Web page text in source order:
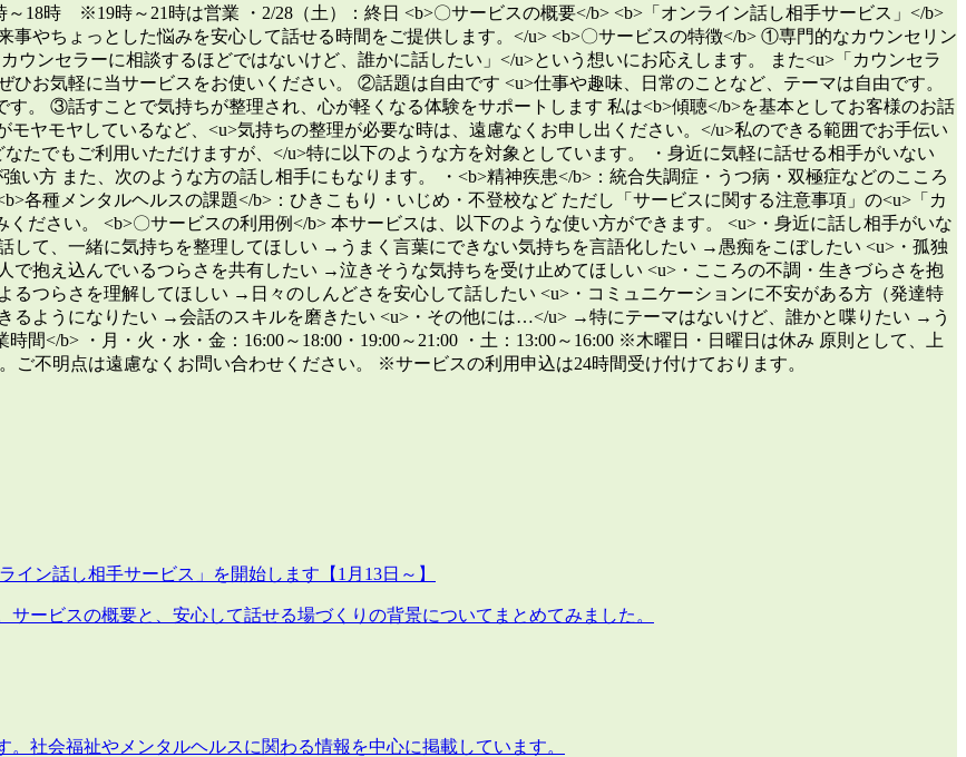
18時 ※19時～21時は営業 ・2/28（土）：終日 <b>〇サービスの概要</b> <b>「オンライン話し相手サービス」</b>
事やちょっとした悩みを安心して話せる時間をご提供します。</u> <b>〇サービスの特徴</b> ①専門的なカウンセリン
ウンセラーに相談するほどではないけど、誰かに話したい」</u>という想いにお応えします。 また<u>「カウンセラ
お気軽に当サービスをお使いください。 ②話題は自由です <u>仕事や趣味、日常のことなど、テーマは自由です。
。 ③話すことで気持ちが整理され、心が軽くなる体験をサポートします 私は<b>傾聴</b>を基本としてお客様のお話
ヤモヤしているなど、<u>気持ちの整理が必要な時は、遠慮なくお申し出ください。</u>私のできる範囲でお手伝い
たでもご利用いただけますが、</u>特に以下のような方を対象としています。 ・身近に気軽に話せる相手がいない
い方 また、次のような方の話し相手にもなります。 ・<b>精神疾患</b>：統合失調症・うつ病・双極症などのこころ
各種メンタルヘルスの課題</b>：ひきこもり・いじめ・不登校など ただし「サービスに関する注意事項」の<u>「カ
ださい。 <b>〇サービスの利用例</b> 本サービスは、以下のような使い方ができます。 <u>・身近に話し相手がいな
して、一緒に気持ちを整理してほしい →うまく言葉にできない気持ちを言語化したい →愚痴をこぼしたい <u>・孤独
抱え込んでいるつらさを共有したい →泣きそうな気持ちを受け止めてほしい <u>・こころの不調・生きづらさを抱
つらさを理解してほしい →日々のしんどさを安心して話したい <u>・コミュニケーションに不安がある方（発達特
るようになりたい →会話のスキルを磨きたい <u>・その他には…</u> →特にテーマはないけど、誰かと喋りたい →う
間</b> ・月・火・水・金：16:00～18:00・19:00～21:00 ・土：13:00～16:00 ※木曜日・日曜日は休み 原則として、上
不明点は遠慮なくお問い合わせください。 ※サービスの利用申込は24時間受け付けております。
ン話し相手サービス」を開始します【1月13日～】
ービスの概要と、安心して話せる場づくりの背景についてまとめてみました。
社会福祉やメンタルヘルスに関わる情報を中心に掲載しています。